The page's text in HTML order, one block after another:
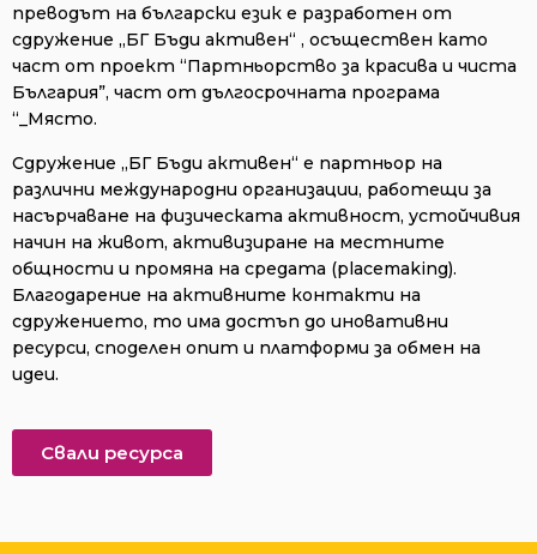
преводът на български език е разработен от
сдружение „БГ Бъди активен“ , осъществен като
част от проект “Партньорство за красива и чиста
България”, част от дългосрочната програма
“_Място.
Сдружение „БГ Бъди активен“ е партньор на
различни международни организации, работещи за
насърчаване на физическата активност, устойчивия
начин на живот, активизиране на местните
общности и промяна на средата (placemaking).
Благодарение на активните контакти на
сдружението, то има достъп до иновативни
ресурси, споделен опит и платформи за обмен на
идеи.
Свали ресурса​